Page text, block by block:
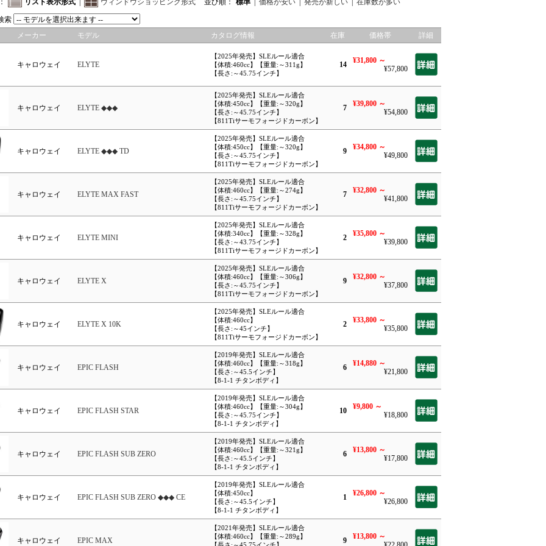
リスト表示形式 ウィンドウショッピング形式 並び順： 標準 価格が安い 発売が新しい 在庫数が多い
索
メーカー
モデル カタログ情報 在庫 価格帯 詳細
キャロウェイ ELYTE
【2025年発売】SLEルール適合
【体積:460cc】【重量:～311g】
【長さ:～45.75インチ】
14 ¥31,800 ～
¥57,800
キャロウェイ ELYTE ◆◆◆
【2025年発売】SLEルール適合
【体積:450cc】【重量:～320g】
【長さ:～45.75インチ】
【811Tiサーモフォージドカーボン】
7 ¥39,800 ～
¥54,800
キャロウェイ ELYTE ◆◆◆ TD
【2025年発売】SLEルール適合
【体積:450cc】【重量:～320g】
【長さ:～45.75インチ】
【811Tiサーモフォージドカーボン】
9 ¥34,800 ～
¥49,800
キャロウェイ ELYTE MAX FAST
【2025年発売】SLEルール適合
【体積:460cc】【重量:～274g】
【長さ:～45.75インチ】
【811Tiサーモフォージドカーボン】
7 ¥32,800 ～
¥41,800
キャロウェイ ELYTE MINI
【2025年発売】SLEルール適合
【体積:340cc】【重量:～328g】
【長さ:～43.75インチ】
【811Tiサーモフォージドカーボン】
2 ¥35,800 ～
¥39,800
キャロウェイ ELYTE X
【2025年発売】SLEルール適合
【体積:460cc】【重量:～306g】
【長さ:～45.75インチ】
【811Tiサーモフォージドカーボン】
9 ¥32,800 ～
¥37,800
キャロウェイ ELYTE X 10K
【2025年発売】SLEルール適合
【体積:460cc】
【長さ:～45インチ】
【811Tiサーモフォージドカーボン】
2 ¥33,800 ～
¥35,800
キャロウェイ EPIC FLASH
【2019年発売】SLEルール適合
【体積:460cc】【重量:～318g】
【長さ:～45.5インチ】
【8-1-1 チタンボディ】
6 ¥14,880 ～
¥21,800
キャロウェイ EPIC FLASH STAR
【2019年発売】SLEルール適合
【体積:460cc】【重量:～304g】
【長さ:～45.75インチ】
【8-1-1 チタンボディ】
10 ¥9,800 ～
¥18,800
キャロウェイ EPIC FLASH SUB ZERO
【2019年発売】SLEルール適合
【体積:460cc】【重量:～321g】
【長さ:～45.5インチ】
【8-1-1 チタンボディ】
6 ¥13,800 ～
¥17,800
キャロウェイ EPIC FLASH SUB ZERO ◆◆◆ CE
【2019年発売】SLEルール適合
【体積:450cc】
【長さ:～45.5インチ】
【8-1-1 チタンボディ】
1 ¥26,800 ～
¥26,800
キャロウェイ EPIC MAX
【2021年発売】SLEルール適合
【体積:460cc】【重量:～289g】
9 ¥13,800 ～